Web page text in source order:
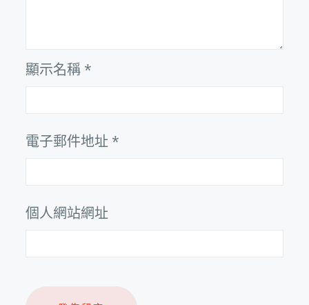
顯示名稱 *
電子郵件地址 *
個人網站網址